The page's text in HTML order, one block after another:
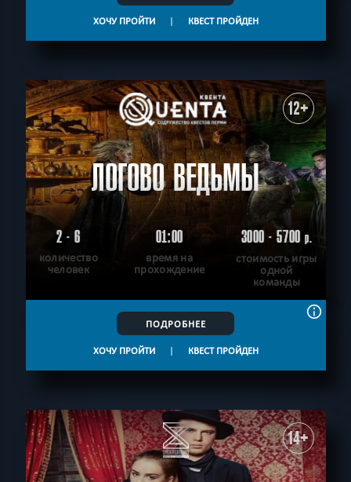
ХОЧУ ПРОЙТИ | КВЕСТ ПРОЙДЕН
12+
ЛОГОВО ВЕДЬМЫ
2 - 6
количество
человек
01:00
время на
прохождение
3000 - 5700р.
стоимость игры
одной
команды
ПОДРОБНЕЕ
ХОЧУ ПРОЙТИ | КВЕСТ ПРОЙДЕН
14+